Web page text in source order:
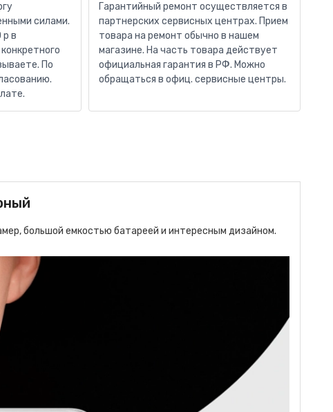
силами.
в
По
Гарантийный ремонт осуществляется в
партнерских сервисных центрах. Прием
товара на ремонт обычно в нашем
магазине. На часть товара действует
официальная гарантия в РФ. Можно
обращаться в офиц. сервисные центры.
большой емкостью батареей и интересным дизайном.